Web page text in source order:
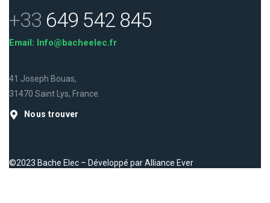
+33 649 542 845
Email: Info@bacheelec.fr
41 Joseph Bouas,
31470 Saint Lys, France.
Nous trouver
©2023 Bache Elec – Développé parAlliance Ever